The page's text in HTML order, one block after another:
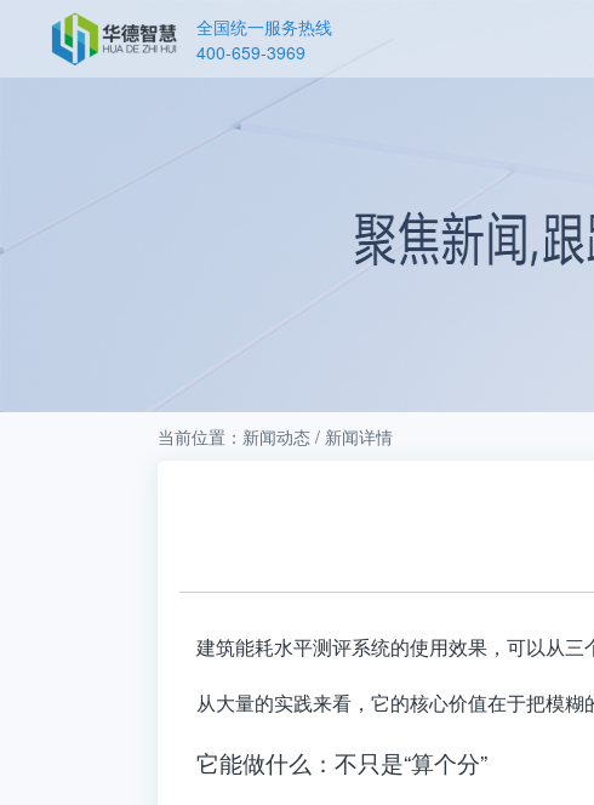
全国统一服务热线
400-659-3969
当前位置：新闻动态 / 新闻详情
建筑能耗水平测评系统的使用效果，可以从三
从大量的实践来看，它的核心价值在于把模糊
它能做什么：不只是“算个分”